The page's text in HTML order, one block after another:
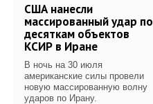
США нанесли
массированный удар по
десяткам объектов
КСИР в Иране
В ночь на 30 июля
американские силы провели
новую массированную волну
ударов по Ирану.